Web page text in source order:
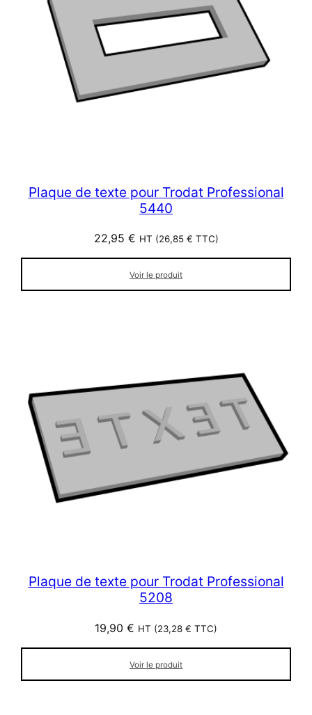
Plaque de texte pour Trodat Professional
5440
22,95 € HT (26,85 € TTC)
Voir le produit
Plaque de texte pour Trodat Professional
5208
19,90 € HT (23,28 € TTC)
Voir le produit